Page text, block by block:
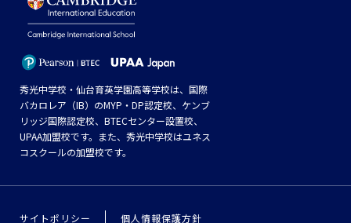
秀光中学校・仙台育英学園高等学校は、国際
バカロレア（IB）のMYP・DP認定校、ケンブ
リッジ国際認定校、BTECセンター設置校、
UPAA加盟校です。また、秀光中学校はユネス
コスクールの加盟校です。
サイトポリシー 個人情報保護方針